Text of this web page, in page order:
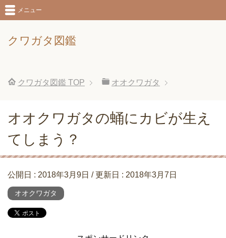
クワガタ図鑑
メニュー
クワガタ図鑑 TOP オオクワガタ
オオクワガタの蛹にカビが生え
てしまう？
公開日 : 2018年3月9日 / 更新日 : 2018年3月7日
オオクワガタ